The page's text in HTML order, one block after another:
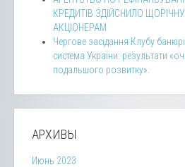
КРЕДИТІВ ЗДІЙСНИЛО
АКЦІОНЕРАМ
Чергове засідання Клубу
система України: результати
подальшого розвитку».
АРХИВЫ
Июнь 2023